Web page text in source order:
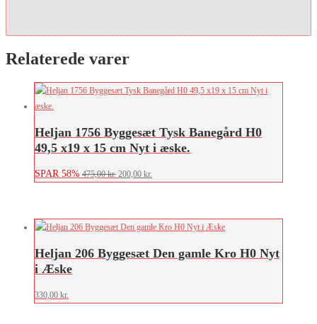
Relaterede varer
Heljan 1756 Byggesæt Tysk Banegård H0
49,5 x19 x 15 cm Nyt i æske.
SPAR 58% 475,00kr. Den
var:
200,00 kr.
er:
Heljan 206 Byggesæt Den gamle Kro H0 Nyt
i Æske
330,00 kr.